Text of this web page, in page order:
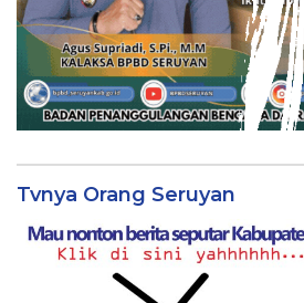
Tvnya Orang Seruyan